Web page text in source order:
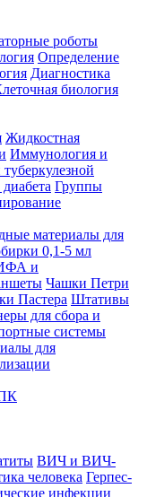
роботы
Определение
Диагностика
биология
Жидкостная
Иммунология и
Группы
материалы для
0,1-5 мл
и
Чашки Петри
Пастера Штативы
для сбора и
системы
для
ВИЧ и ВИЧ-
человека Герпес-
инфекции